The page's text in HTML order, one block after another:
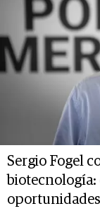
Sergio Fogel
biotecnología: